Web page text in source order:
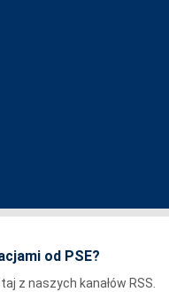
od PSE?
z naszych kanałów RSS.